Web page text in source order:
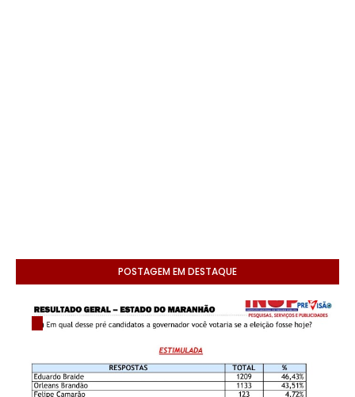
POSTAGEM EM DESTAQUE